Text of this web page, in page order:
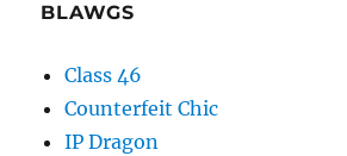
BLAWGS
Class 46
Counterfeit Chic
IP Dragon